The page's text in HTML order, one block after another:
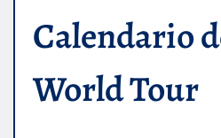
Calendario
World Tour